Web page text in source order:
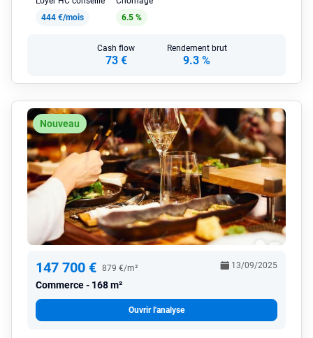
444 €/mois
6.5 %
Cash flow
73 €
Rendement brut
9.3 %
Nouveau
147 700 € 879 €/m²
Commerce 168 m²
13/09/2025
Ouvrir l'analyse